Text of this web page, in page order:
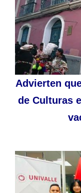
Advierten
de Culturas